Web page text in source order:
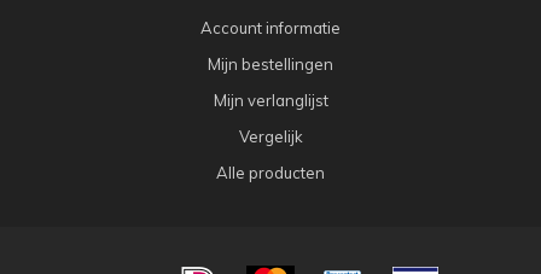
Account informatie
Mijn bestellingen
Mijn verlanglijst
Vergelijk
Alle producten